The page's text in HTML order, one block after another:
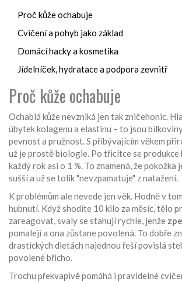
Proč kůže ochabuje
Cvičení a pohyb jako základ
Domácí hacky a kosmetika
Jídelníček, hydratace a podpora zevnitř
Proč kůže ochabuje
Ochablá kůže nevzniká jen tak zničehonic.
úbytek kolagenu a elastinu – to jsou
pevnost a pružnost. S přibývajícím věkem
už je prostě biologie. Po třicítce se produkce
každý rok asi o 1 %. To znamená, že pokožka
sušší a už se tolik "nevzpamatuje" z natažení.
K problémům ale nevede jen věk. Hodně v
hubnutí. Když shodíte 10 kilo za měsíc, tělo
zareagovat, svaly se stahují rychle, jenže
pomaleji a ona zůstane povolená. To dobře
drastických dietách najednou řeší povislá
povolené břicho.
Trochu překvapivě pomáhá i pravidelné